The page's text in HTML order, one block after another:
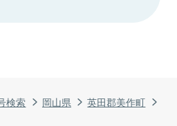
検索 岡山県
英田郡美作町